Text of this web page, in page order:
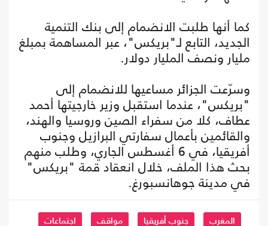
كما أنها طلبت الانضمام إلى بنك التنمية
الجديد، التابع لـ"بريكس"، عبر المساهمة بمبلغ
مليار ونصف المليار دولار.
وسرّعت الجزائر مساعيها للانضمام إلى
"بريكس"، عندما استقبل وزير خارجيتها أحمد
عطاف، كلا من سفراء الصين وروسيا والهند،
والقائمين بأعمال سفارتي البرازيل وجنوب
أفريقيا، في 6 أغسطس الجاري، وطلب منهم
بحث هذا الملف، خلال انعقاد قمة "بريكس"
في مدينة جوهانسبورغ.
المغرب جنوب أفريقيا مواقف اجتماعات